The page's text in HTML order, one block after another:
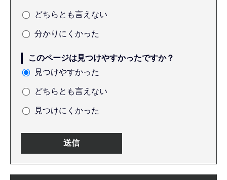
どちらとも言えない
分かりにくかった
このページは見つけやすかったですか？
見つけやすかった
どちらとも言えない
見つけにくかった